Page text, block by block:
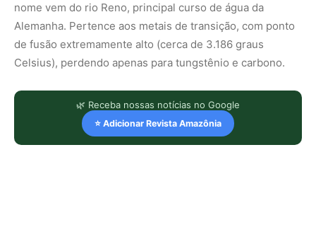
nome vem do rio Reno, principal curso de água da
Alemanha. Pertence aos metais de transição, com ponto
de fusão extremamente alto (cerca de 3.186 graus
Celsius), perdendo apenas para tungstênio e carbono.
🌿 Receba nossas notícias no Google
⭐ Adicionar Revista Amazônia